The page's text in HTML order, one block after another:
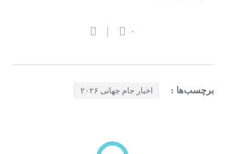
۰
برچسب‌ها : اخبار جام جهانی ۲۰۲۶